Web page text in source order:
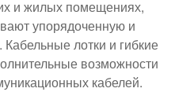
и жилых помещениях,
упорядоченную и
лотки и гибкие
возможности
кабелей.